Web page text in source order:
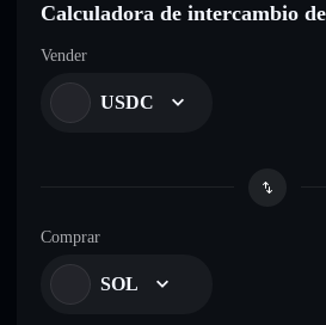
Calculadora de intercambio
Vender
USDC
Comprar
SOL